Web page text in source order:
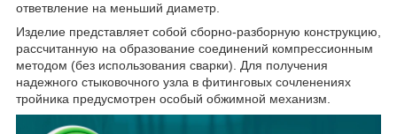
ответвление на меньший диаметр.
Изделие представляет собой сборно-разборную конструкцию,
рассчитанную на образование соединений компрессионным
методом (без использования сварки). Для получения
надежного стыковочного узла в фитинговых сочленениях
тройника предусмотрен особый обжимной механизм.